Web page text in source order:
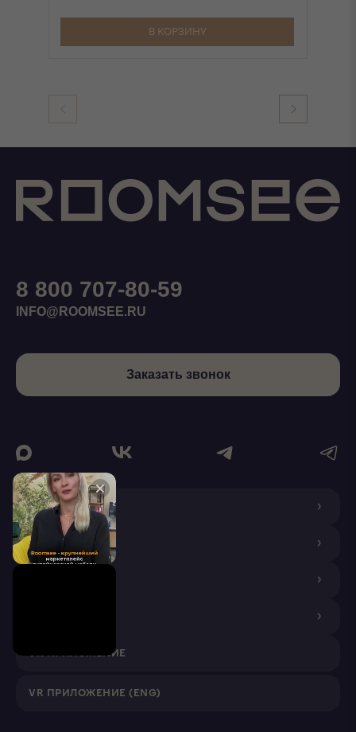
В КОРЗИНУ
О КОМПАНИИ
ДИЗАЙНЕРАМ
VR ПРИЛОЖЕНИЕ
VR ПРИЛОЖЕНИЕ (ENG)
8 800 707-80-59
INFO@ROOMSEE.RU
Заказать звонок